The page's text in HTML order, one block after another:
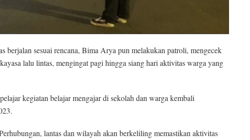
berjalan sesuai rencana, Bima Arya pun melakukan patroli, mengecek
lalu lintas, mengingat pagi hingga siang hari aktivitas warga yang
kegiatan belajar mengajar di sekolah dan warga kembali
lantas dan wilayah akan berkeliling memastikan aktivitas